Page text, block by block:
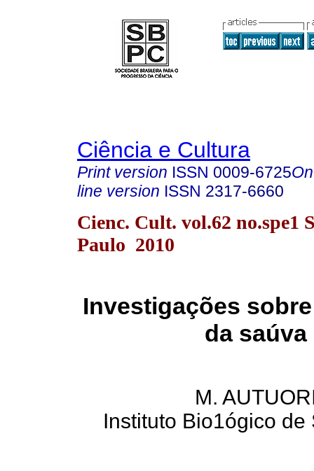
Ciência e Cultura
Print version ISSN 0009-6725
line version ISSN 2317-6660
Cienc. Cult. vol.62 no.spe1
Paulo 2010
Investigações
da saúva
M.
Instituto Bio1ógico de